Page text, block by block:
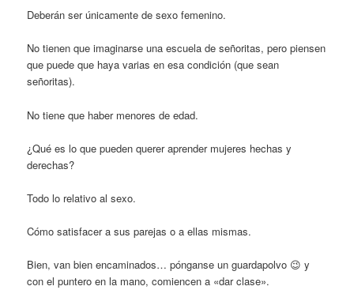
Deberán ser únicamente de sexo femenino.
No tienen que imaginarse una escuela de señoritas, pero piensen
que puede que haya varias en esa condición (que sean
señoritas).
No tiene que haber menores de edad.
¿Qué es lo que pueden querer aprender mujeres hechas y
derechas?
Todo lo relativo al sexo.
Cómo satisfacer a sus parejas o a ellas mismas.
Bien, van bien encaminados… pónganse un guardapolvo 😉 y
con el puntero en la mano, comiencen a «dar clase».